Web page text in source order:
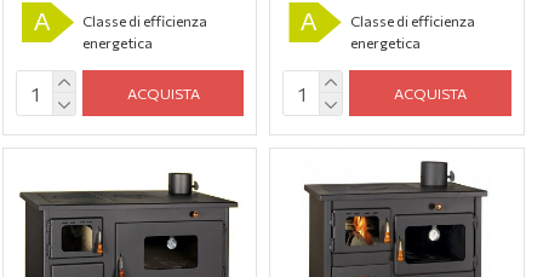
A
Classe di efficienza
energetica
ACQUISTA
A
Classe di efficienza
energetica
ACQUISTA